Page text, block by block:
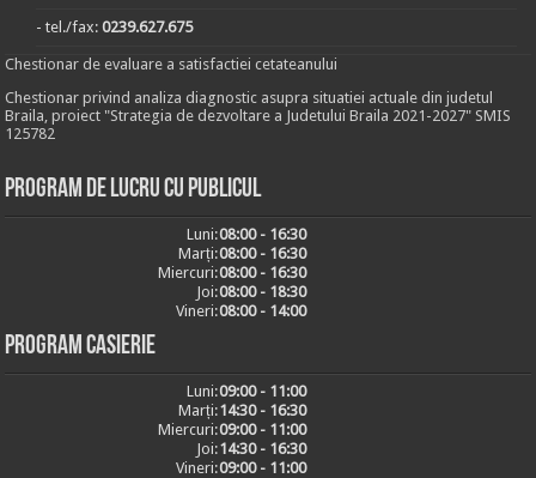
- tel./fax:0239.627.675
Chestionar de evaluare a satisfactiei cetateanului
Chestionar privind analiza diagnostic asupra situatiei actuale din judetul
Braila, proiect "Strategia de dezvoltare a Judetului Braila 2021-2027" SMIS
125782
Program de lucru cu publicul
Luni:08:00 - 16:30
Marți:08:00 - 16:30
Miercuri:08:00 - 16:30
Joi:08:00 - 18:30
Vineri:08:00 - 14:00
Program casierie
Luni:09:00 - 11:00
Marți:14:30 - 16:30
Miercuri:09:00 - 11:00
Joi:14:30 - 16:30
Vineri:09:00 - 11:00